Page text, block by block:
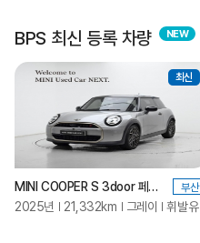
BPS 최신 등록 차량
최신
MINI COOPER S 3door 페이버드 부산
2025년 21,332km 그레이 휘발유